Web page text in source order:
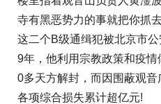
寺有黑恶势力的事就把你抓
这二个B级通缉犯被北京市
9年，他利用宗教政策和疫
0多天方解封，而因围蔽观
各项综合损失累计超亿元!